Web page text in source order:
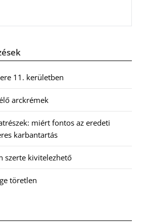
11. kerületben
arckrémek
miért fontos az eredeti
karbantartás
szerte kivitelezhető
töretlen